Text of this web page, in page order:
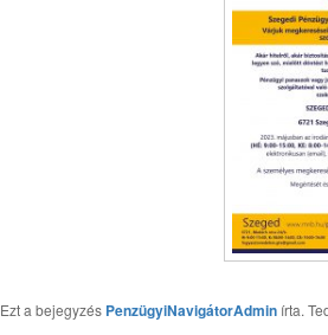
Ezt a bejegyzés PenzügyiNavigátorAdmin írta.